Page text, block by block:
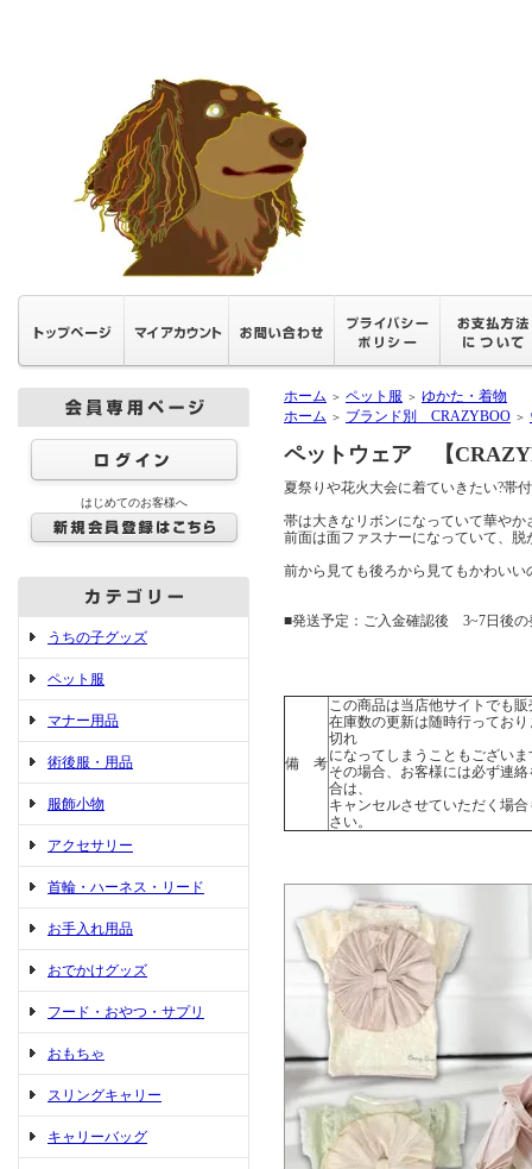
はじめてのお客様へ
うちの子グッズ
ペット服
マナー用品
術後服・用品
服飾小物
アクセサリー
首輪・ハーネス・リード
お手入れ用品
おでかけグッズ
フード・おやつ・サプリ
おもちゃ
スリングキャリー
キャリーバッグ
ホーム ＞ ペット服 ＞ ゆかた・着物
ホーム ＞ ブランド別 CRAZYBOO ＞
ペットウェア 【
夏祭りや花火大会に着ていきたい?帯
帯は大きなリボンになっていて華やか
前面は面ファスナーになっていて、
前から見ても後ろから見てもかわい
■発送予定：ご入金確認後 3~7日後の
備 考
この商品は当店他サイトでも
在庫数の更新は随時行ってお
切れ
になってしまうこともございま
その場合、お客様には必ず連
合は、
キャンセルさせていただく場
さい。